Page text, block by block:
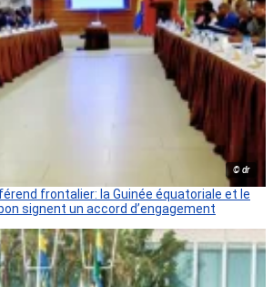
© dr
frontalier: la Guinée équatoriale et le
signent un accord d’engagement